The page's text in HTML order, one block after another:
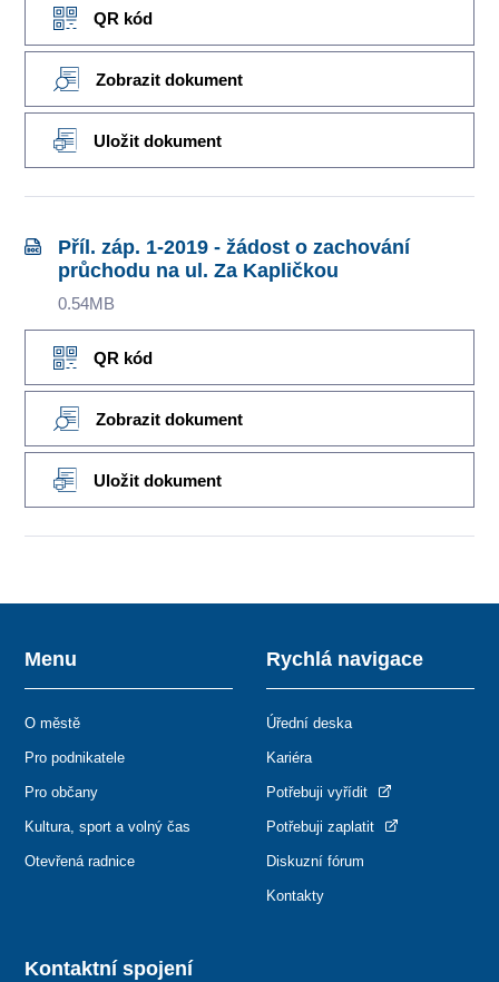
QR kód
Zobrazit dokument
Uložit dokument
Příl. záp. 1-2019 - žádost o zachování
průchodu na ul. Za Kapličkou
0.54MB
QR kód
Zobrazit dokument
Uložit dokument
Kontaktní spojení
Menu
O městě
Pro podnikatele
Pro občany
Kultura, sport a volný čas
Otevřená radnice
Rychlá navigace
Úřední deska
Kariéra
Potřebuji vyřídit
Potřebuji zaplatit
Diskuzní fórum
Kontakty